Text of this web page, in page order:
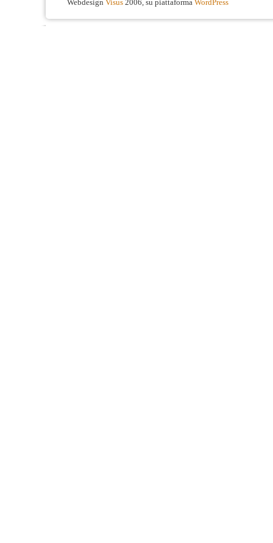
Webdesign Visus 2006, su piattaforma WordPress